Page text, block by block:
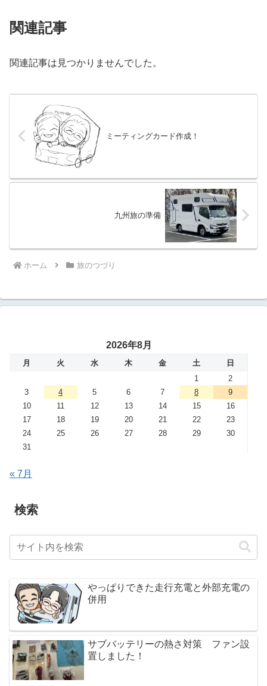
関連記事
関連記事は見つかりませんでした。
ミーティングカード作成！
九州旅の準備
ホーム 旅のつづり
2026年8月
月 火 水 木 金 土
日
1
2
3
4 5 6 7 8
9
10
11 12 13 14 15
16
17
18 19 20 21 22
23
24
25 26 27 28 29
30
31
« 7月
検索
やっぱりできた走行充電と外部充電の
併用
サブバッテリーの熱さ対策 ファン設
置しました！